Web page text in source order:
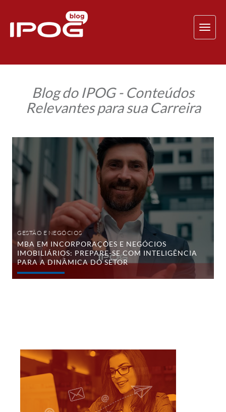
Blog do IPOG - Conteúdos
Relevantes para sua Carreira
MBA
em
Incorporações
e
Negócios
Imobiliários:
prepare-
inteligência
para
dinâmica
do
setor
GESTÃO E NEGÓCIOS
MBA EM INCORPORAÇÕES E NEGÓCIOS
IMOBILIÁRIOS: PREPARE-SE COM INTELIGÊNCIA
PARA A DINÂMICA DO SETOR